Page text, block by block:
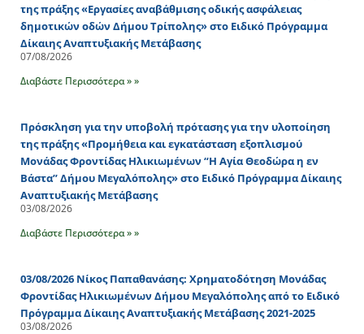
της πράξης «Εργασίες αναβάθμισης οδικής ασφάλειας
δημοτικών οδών Δήμου Τρίπολης» στο Ειδικό Πρόγραμμα
Δίκαιης Αναπτυξιακής Μετάβασης
07/08/2026
Διαβάστε Περισσότερα » »
Πρόσκληση για την υποβολή πρότασης για την υλοποίηση
της πράξης «Προμήθεια και εγκατάσταση εξοπλισμού
Μονάδας Φροντίδας Ηλικιωμένων “Η Αγία Θεοδώρα η εν
Βάστα” Δήμου Μεγαλόπολης» στο Ειδικό Πρόγραμμα Δίκαιης
Αναπτυξιακής Μετάβασης
03/08/2026
Διαβάστε Περισσότερα » »
03/08/2026 Νίκος Παπαθανάσης: Χρηματοδότηση Μονάδας
Φροντίδας Ηλικιωμένων Δήμου Μεγαλόπολης από το Ειδικό
Πρόγραμμα Δίκαιης Αναπτυξιακής Μετάβασης 2021-2025
03/08/2026